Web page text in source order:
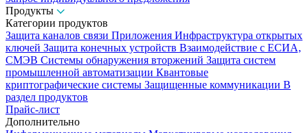
Продукты
Категории продуктов
Защита каналов связи Приложения Инфраструктура открытых
ключей Защита конечных устройств Взаимодействие с ЕСИА,
СМЭВ Системы обнаружения вторжений Защита систем
промышленной автоматизации Квантовые
криптографические системы Защищенные коммуникации В
раздел продуктов
Прайс-лист
Дополнительно